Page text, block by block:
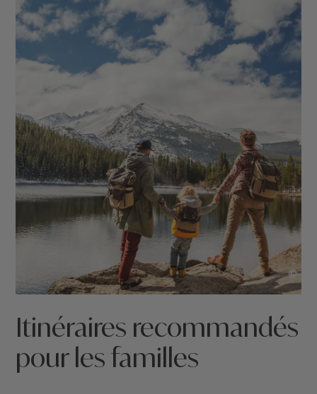
©
Itinéraires recommandés
pour les familles